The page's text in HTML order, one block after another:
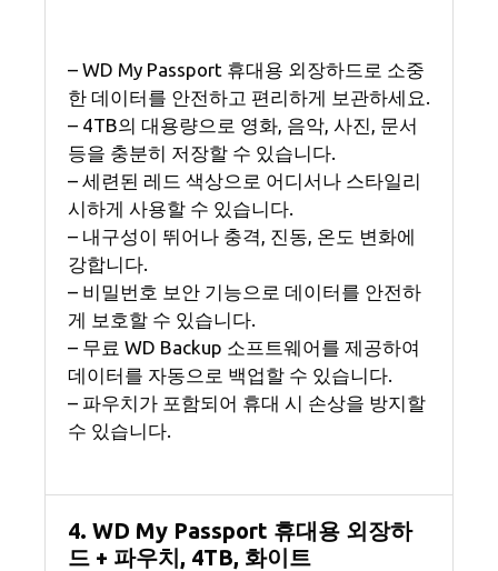
– WD My Passport 휴대용 외장하드로 소중
한 데이터를 안전하고 편리하게 보관하세요.
– 4TB의 대용량으로 영화, 음악, 사진, 문서
등을 충분히 저장할 수 있습니다.
– 세련된 레드 색상으로 어디서나 스타일리
시하게 사용할 수 있습니다.
– 내구성이 뛰어나 충격, 진동, 온도 변화에
강합니다.
– 비밀번호 보안 기능으로 데이터를 안전하
게 보호할 수 있습니다.
– 무료 WD Backup 소프트웨어를 제공하여
데이터를 자동으로 백업할 수 있습니다.
– 파우치가 포함되어 휴대 시 손상을 방지할
수 있습니다.
4. WD My Passport 휴대용 외장하
드 + 파우치, 4TB, 화이트